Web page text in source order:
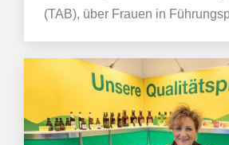
(TAB), über Frauen in